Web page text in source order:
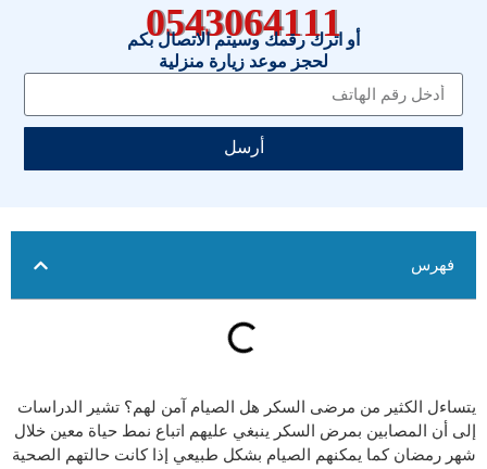
0543064111
أو اترك رقمك وسيتم الاتصال بكم
لحجز موعد زيارة منزلية
أرسل
فهرس
يتساءل الكثير من مرضى السكر هل الصيام آمن لهم؟ تشير الدراسات
إلى أن المصابين بمرض السكر ينبغي عليهم اتباع نمط حياة معين خلال
شهر رمضان كما يمكنهم الصيام بشكل طبيعي إذا كانت حالتهم الصحية